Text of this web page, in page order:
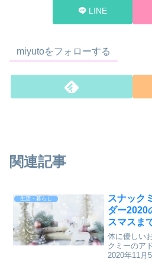
LINE
miyutoをフォローする
関連記事
生活・暮らし
スナック
ダー2020
スマスま
体に優しい
クミーのア
2020年11月